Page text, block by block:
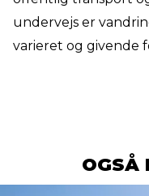
undervejs er
varieret og givende
OGSÅ